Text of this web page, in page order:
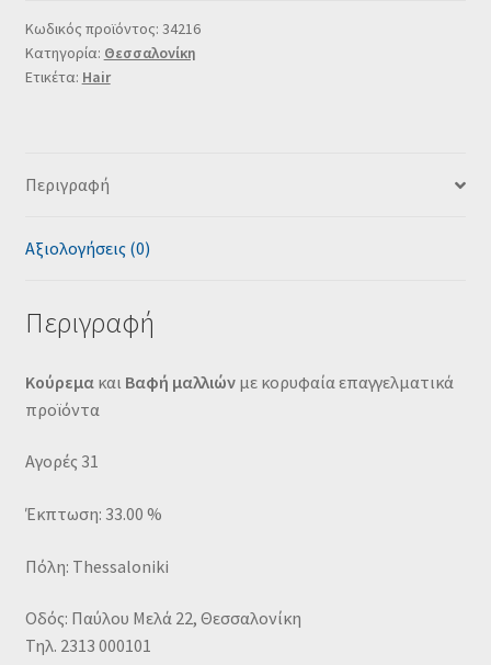
Κωδικός προϊόντος: 34216
Κατηγορία: Θεσσαλονίκη
Ετικέτα: Hair
Περιγραφή
Αξιολογήσεις (0)
Περιγραφή
Κούρεμα και Βαφή μαλλιώνμε κορυφαία επαγγελματικά
προϊόντα
Αγορές 31
Έκπτωση: 33.00 %
Πόλη: Thessaloniki
Οδός: Παύλου Μελά 22, Θεσσαλονίκη
Τηλ. 2313 000101